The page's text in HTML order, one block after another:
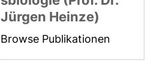
Jürgen Heinze)
Browse Publikationen